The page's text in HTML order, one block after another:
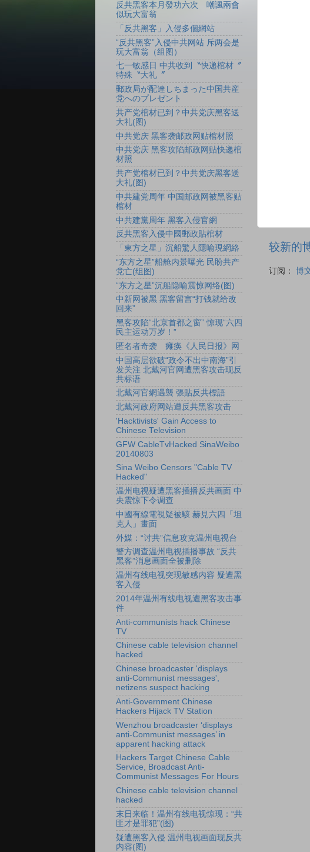
较新的
订阅： 博
反共黑客本月發功六次 嘲諷兩會
似玩大富翁
「反共黑客」入侵多個網站
“反共黑客”入侵中共网站 斥两会是
玩大富翁（组图）
七一敏感日 中共收到〝快递棺材〞
特殊〝大礼〞
郵政局が配達しちまった中国共産
党へのプレゼント
共产党棺材已到？中共党庆黑客送
大礼(图)
中共党庆 黑客袭邮政网贴棺材照
中共党庆 黑客攻陷邮政网贴快递棺
材照
共产党棺材已到？中共党庆黑客送
大礼(图)
中共建党周年 中国邮政网被黑客贴
棺材
中共建黨周年 黑客入侵官網
反共黑客入侵中國郵政貼棺材
「東方之星」沉船驚人隱喻現網絡
“东方之星”船舱内景曝光 民盼共产
党亡(组图)
“东方之星”沉船隐喻震惊网络(图)
中新网被黑 黑客留言“打钱就给改
回来”
黑客攻陷“北京首都之窗” 惊现“六四
民主运动万岁！”
匿名者奇袭 瘫痪《人民日报》网
中国高层欲破“政令不出中南海”引
发关注 北戴河官网遭黑客攻击现反
共标语
北戴河官網遇襲 張貼反共標語
北戴河政府网站遭反共黑客攻击
'Hacktivists' Gain Access to
Chinese Television
GFW CableTvHacked SinaWeibo
20140803
Sina Weibo Censors "Cable TV
Hacked"
温州电视疑遭黑客插播反共画面 中
央震惊下令调查
中國有線電視疑被駭 赫見六四「坦
克人」畫面
外媒：“讨共”信息攻克温州电视台
警方调查温州电视插播事故 “反共
黑客”消息画面全被删除
温州有线电视突现敏感内容 疑遭黑
客入侵
2014年温州有线电视遭黑客攻击事
件
Anti-communists hack Chinese
TV
Chinese cable television channel
hacked
Chinese broadcaster 'displays
anti-Communist messages',
netizens suspect hacking
Anti-Government Chinese
Hackers Hijack TV Station
Wenzhou broadcaster ‘displays
anti-Communist messages’ in
apparent hacking attack
Hackers Target Chinese Cable
Service, Broadcast Anti-
Communist Messages For Hours
Chinese cable television channel
hacked
末日来临！温州有线电视惊现：“共
匪才是罪犯”(图)
疑遭黑客入侵 温州电视画面现反共
内容(图)